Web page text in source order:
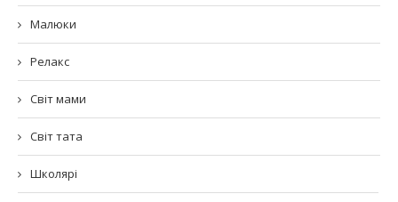
Малюки
Релакс
Світ мами
Світ тата
Школярі